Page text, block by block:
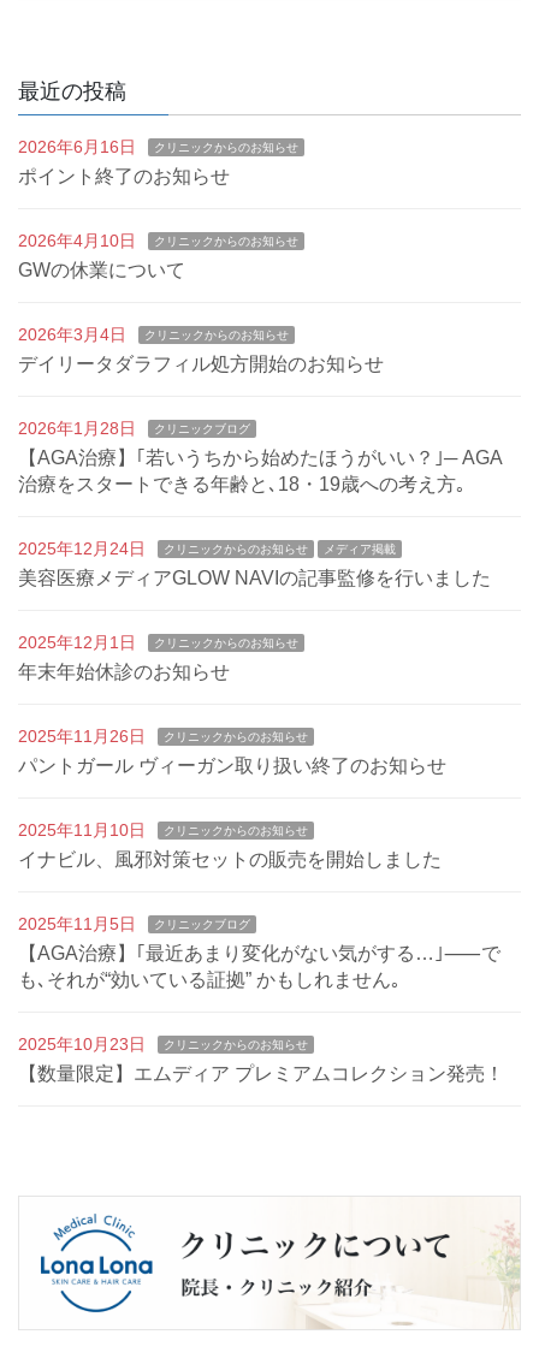
ョ
最近の投稿
2026年6月16日 クリニックからのお知らせ
ポイント終了のお知らせ
2026年4月10日 クリニックからのお知らせ
GWの休業について
2026年3月4日 クリニックからのお知らせ
デイリータダラフィル処方開始のお知らせ
2026年1月28日 クリニックブログ
【AGA治療】｢若いうちから始めたほうがいい？｣─ AGA
治療をスタートできる年齢と､18・19歳への考え方｡
2025年12月24日 クリニックからのお知らせ メディア掲載
美容医療メディアGLOW NAVIの記事監修を行いました
2025年12月1日 クリニックからのお知らせ
年末年始休診のお知らせ
2025年11月26日 クリニックからのお知らせ
パントガール ヴィーガン取り扱い終了のお知らせ
2025年11月10日 クリニックからのお知らせ
イナビル、風邪対策セットの販売を開始しました
2025年11月5日 クリニックブログ
【AGA治療】｢最近あまり変化がない気がする…｣⸺で
も､それが“効いている証拠” かもしれません｡
2025年10月23日 クリニックからのお知らせ
【数量限定】エムディア プレミアムコレクション発売！